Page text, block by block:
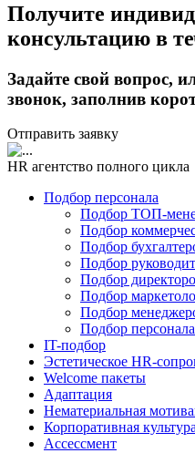
Получите
консультацию в
Задайте свой вопрос,
звонок, заполнив
Отправить заявку
HR агентство полного цикла
Подбор персонала
Подбор ТОП-
Подбор
Подбор
Подбор
Подбор
Подбор
Подбор
Подбор
IT-подбор
Эстетическое HR-
Welcome пакеты
Адаптация
Нематериальная
Корпоративная культура
Ассессмент